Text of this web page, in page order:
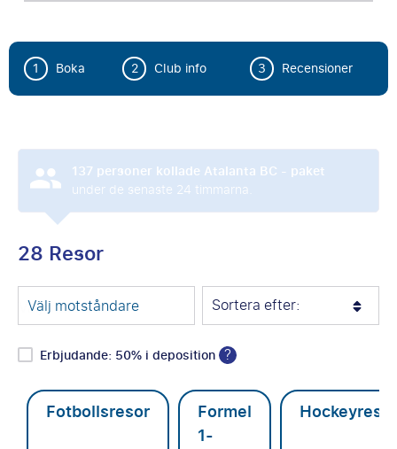
1 Boka 2 Club info 3 Recensioner
137 personer kollade Atalanta BC - paket
under de senaste 24 timmarna.
28 Resor
Välj motståndare Sortera efter:
Erbjudande: 50% i deposition ?
Fotbollsresor Formel
1-
Hockeyresor